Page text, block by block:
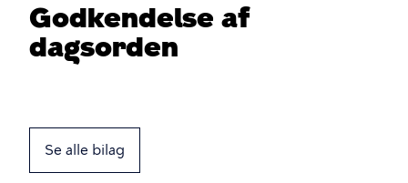
Godkendelse af
dagsorden
Se alle bilag